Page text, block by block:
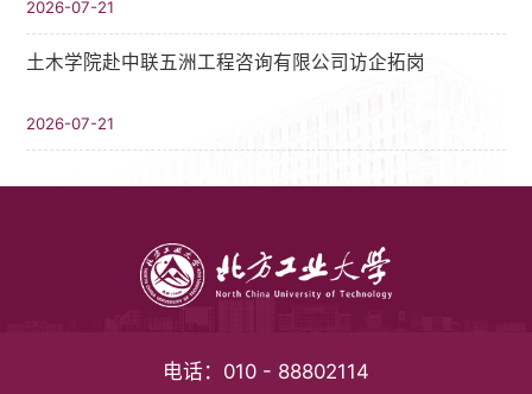
2026-07-21
土木学院赴中联五洲工程咨询有限公司访企拓岗
2026-07-21
电话： 010 - 88802114